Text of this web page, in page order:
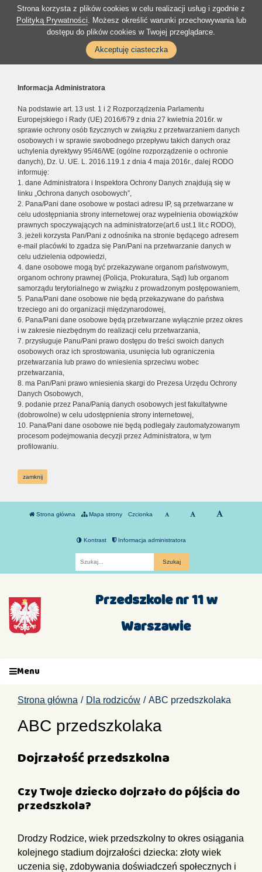
Strona korzysta z plików cookies w celu realizacji usług i zgodnie z
Polityką Prywatności. Możesz określić warunki przechowywania lub
dostępu do plików cookies w Twojej przeglądarce.
Akceptuję ciasteczka
Informacja Administratora
Na podstawie art. 13 ust. 1 i 2 Rozporządzenia Parlamentu
Europejskiego i Rady (UE) 2016/679 z dnia 27 kwietnia 2016r. w
sprawie ochrony osób fizycznych w związku z przetwarzaniem danych
osobowych i w sprawie swobodnego przepływu takich danych oraz
uchylenia dyrektywy 95/46/WE (ogólne rozporządzenie o ochronie
danych), Dz. U. UE. L. 2016.119.1 z dnia 4 maja 2016r., dalej RODO
informuję:
1. dane Administratora i Inspektora Ochrony Danych znajdują się w
linku „Ochrona danych osobowych”,
2. Pana/Pani dane osobowe w postaci adresu IP, są przetwarzane w
celu udostępniania strony internetowej oraz wypełnienia obowiązków
prawnych spoczywających na administratorze(art.6 ust.1 lit.c RODO),
3. jeżeli korzysta Pan/Pani z odnośnika na stronie będącego adresem
e-mail placówki to zgadza się Pan/Pani na przetwarzanie danych w
celu udzielenia odpowiedzi,
4. dane osobowe mogą być przekazywane organom państwowym,
organom ochrony prawnej (Policja, Prokuratura, Sąd) lub organom
samorządu terytorialnego w związku z prowadzonym postępowaniem,
5. Pana/Pani dane osobowe nie będą przekazywane do państwa
trzeciego ani do organizacji międzynarodowej,
6. Pana/Pani dane osobowe będą przetwarzane wyłącznie przez okres
i w zakresie niezbędnym do realizacji celu przetwarzania,
7. przysługuje Panu/Pani prawo dostępu do treści swoich danych
osobowych oraz ich sprostowania, usunięcia lub ograniczenia
przetwarzania lub prawo do wniesienia sprzeciwu wobec
przetwarzania,
8. ma Pan/Pani prawo wniesienia skargi do Prezesa Urzędu Ochrony
Danych Osobowych,
9. podanie przez Pana/Panią danych osobowych jest fakultatywne
(dobrowolne) w celu udostępnienia strony internetowej,
10. Pana/Pani dane osobowe nie będą podlegały zautomatyzowanym
procesom podejmowania decyzji przez Administratora, w tym
profilowaniu.
zamknij
Strona główna Mapa strony Czcionka
Kontrast Informacja administratora
Przedszkole nr 11 w
Warszawie
Menu
Strona główna Dla rodziców ABC przedszkolaka
ABC przedszkolaka
Dojrzałość przedszkolna
Czy Twoje dziecko dojrzało do pójścia do
przedszkola?
Drodzy Rodzice, wiek przedszkolny to okres osiągania
kolejnego stadium dojrzałości dziecka: złoty wiek
uczenia się, zdobywania doświadczeń społecznych i